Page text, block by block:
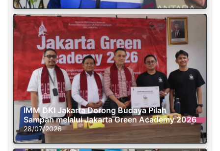
IMM DKI Jakarta Dorong Budaya Pilah
Sampah melalui Jakarta Green Academy 2026
28/07/2026